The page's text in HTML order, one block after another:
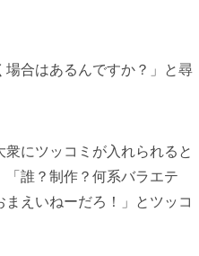
合はあるんですか？」と尋
衆にツッコミが入れられると
誰？制作？何系バラエテ
えいねーだろ！」とツッコ